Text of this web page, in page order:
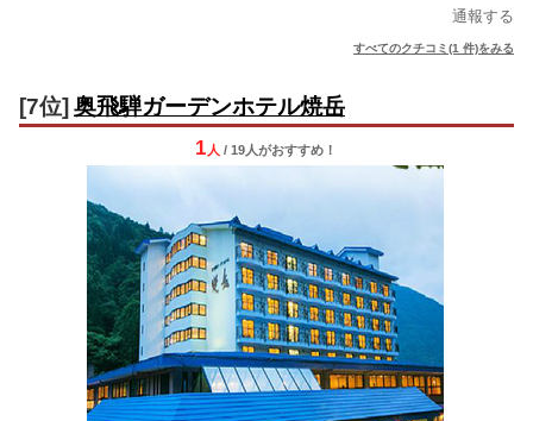
通報する
すべてのクチコミ(1 件)をみる
[7位] 奥飛騨ガーデンホテル焼岳
1 人 / 19人がおすすめ！